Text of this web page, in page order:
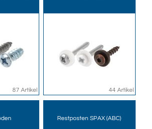
87 Artikel 44 Artikel
Restposten SPAX (ABC)